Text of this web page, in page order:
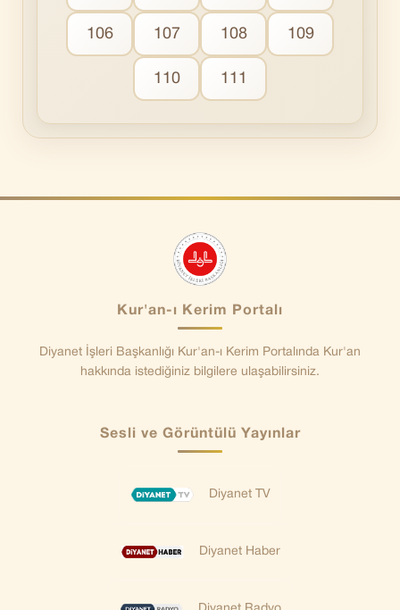
106 107 108 109
110 111
Kur'an-ı Kerim Portalı
Diyanet İşleri Başkanlığı Kur'an-ı Kerim Portalında Kur'an
hakkında istediğiniz bilgilere ulaşabilirsiniz.
Sesli ve Görüntülü Yayınlar
Diyanet TV
Diyanet Haber